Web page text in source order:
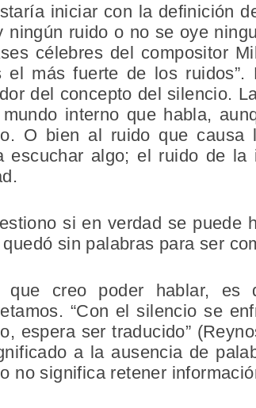
iniciar con la definición
ningún ruido o no se oye
célebres del compositor
el más fuerte de los
del concepto del silencio.
interno que habla,
O bien al ruido que causa
escuchar algo; el ruido de
si en verdad se puede
sin palabras para ser
que creo poder hablar, es
“Con el silencio se
espera ser traducido”
a la ausencia de
no significa retener